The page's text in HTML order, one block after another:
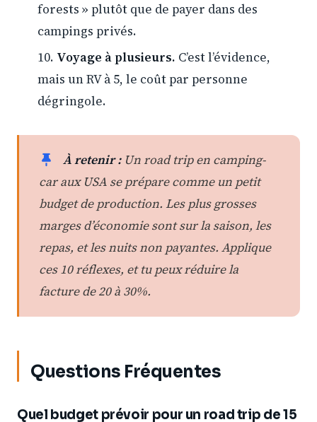
forests » plutôt que de payer dans des
campings privés.
Voyage à plusieurs. C’est l’évidence,
mais un RV à 5, le coût par personne
dégringole.
À retenir :Un road trip en camping-
car aux USA se prépare comme un petit
budget de production. Les plus grosses
marges d’économie sont sur la saison, les
repas, et les nuits non payantes. Applique
ces 10 réflexes, et tu peux réduire la
facture de 20 à 30%.
Questions Fréquentes
Quel budget prévoir pour un road trip de 15